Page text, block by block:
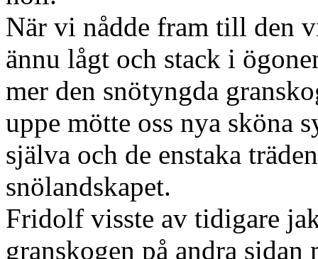
När vi nådde fram till den
ännu lågt och stack i
mer den snötyngda
uppe mötte oss nya sköna
själva och de enstaka
snölandskapet.
Fridolf visste av tidigare
granskogen på andra